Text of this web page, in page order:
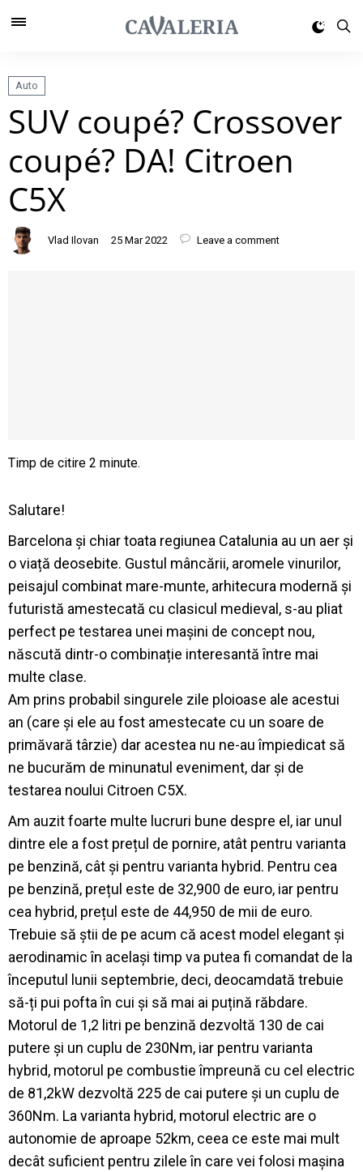
Auto
SUV coupé? Crossover
coupé? DA! Citroen
C5X
Vlad Ilovan 25 Mar 2022 Leave a comment
Salutare!
Barcelona și chiar toata regiunea Catalunia au un aer și
o viață deosebite. Gustul mâncării, aromele vinurilor,
peisajul combinat mare-munte, arhitecura modernă și
futuristă amestecată cu clasicul medieval, s-au pliat
perfect pe testarea unei mașini de concept nou,
născută dintr-o combinație interesantă între mai
multe clase.
Am prins probabil singurele zile ploioase ale acestui
an (care și ele au fost amestecate cu un soare de
primăvară târzie) dar acestea nu ne-au împiedicat să
ne bucurăm de minunatul eveniment, dar și de
testarea noului Citroen C5X.
Am auzit foarte multe lucruri bune despre el, iar unul
dintre ele a fost prețul de pornire, atât pentru varianta
pe benzină, cât și pentru varianta hybrid. Pentru cea
pe benzină, prețul este de 32,900 de euro, iar pentru
cea hybrid, prețul este de 44,950 de mii de euro.
Trebuie să știi de pe acum că acest model elegant și
aerodinamic în același timp va putea fi comandat de la
începutul lunii septembrie, deci, deocamdată trebuie
să-ți pui pofta în cui și să mai ai puțină răbdare.
Motorul de 1,2 litri pe benzină dezvoltă 130 de cai
putere și un cuplu de 230Nm, iar pentru varianta
hybrid, motorul pe combustie împreună cu cel electric
de 81,2kW dezvoltă 225 de cai putere și un cuplu de
360Nm. La varianta hybrid, motorul electric are o
autonomie de aproape 52km, ceea ce este mai mult
decât suficient pentru zilele în care vei folosi mașina